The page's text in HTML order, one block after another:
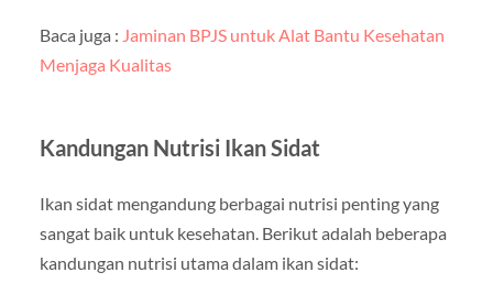
Baca juga : Jaminan BPJS untuk Alat Bantu Kesehatan
Menjaga Kualitas
Kandungan Nutrisi Ikan Sidat
Ikan sidat mengandung berbagai nutrisi penting yang
sangat baik untuk kesehatan. Berikut adalah beberapa
kandungan nutrisi utama dalam ikan sidat: